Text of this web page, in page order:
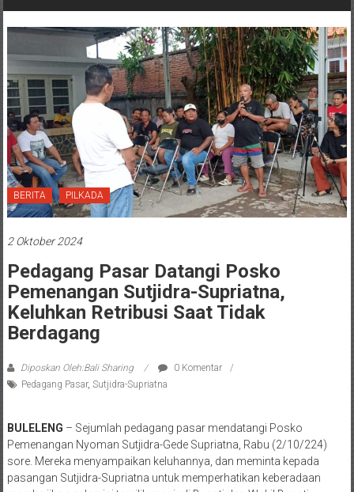
BERITA PILKADA
2 Oktober 2024
Pedagang Pasar Datangi Posko
Pemenangan Sutjidra-Supriatna,
Keluhkan Retribusi Saat Tidak
Berdagang
Diposkan Oleh:Bali Sharing
0 Komentar
Pedagang Pasar, Sutjidra-Supriatna
BULELENG – Sejumlah pedagang pasar mendatangi Posko
Pemenangan Nyoman Sutjidra-Gede Supriatna, Rabu (2/10/224)
sore. Mereka menyampaikan keluhannya, dan meminta kepada
pasangan Sutjidra-Supriatna untuk memperhatikan keberadaan